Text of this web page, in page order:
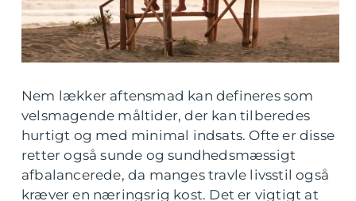
Nem lækker aftensmad kan defineres som
velsmagende måltider, der kan tilberedes
hurtigt og med minimal indsats. Ofte er disse
retter også sunde og sundhedsmæssigt
afbalancerede, da manges travle livsstil også
kræver en næringsrig kost. Det er vigtigt at